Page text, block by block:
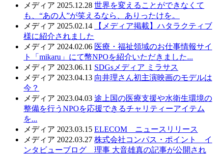
メディア 2025.12.28 世界を変えることができなくて
も、“あの人”が笑えるなら、ありったけを。
メディア 2025.02.14
【メディア掲載】ハタラクティブ
様に紹介されました
メディア 2024.02.06 医療・福祉領域のお仕事情報サイ
ト「mikaru」にて幣NPOを紹介いただきました...
メディア 2023.06.11 SDGsメディア ミラサス
メディア 2023.04.13 向井理さん初主演映画のモデルは
今？
メディア 2023.04.03 途上国の医療支援や水衛生環境の
整備を行うNPOを応援できるチャリティーアイテム
を...
メディア 2023.03.15 ELECOM ニュースリリース
メディア 2022.03.27 株式会社コンパス・ポイント イ
ンタビューブログ 理事 大音雄真の記事が公開され